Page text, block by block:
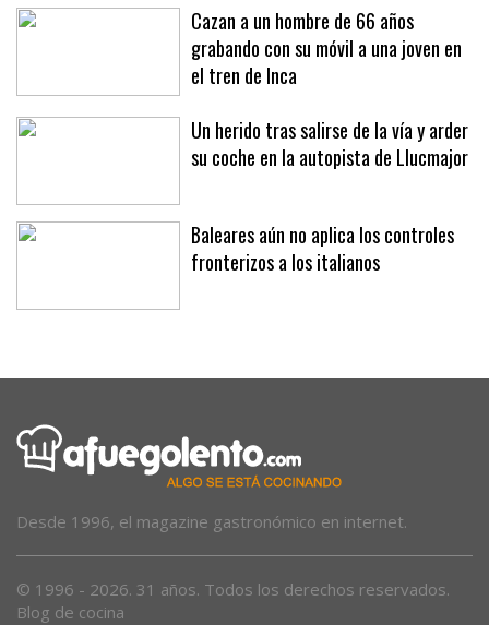
Cazan a un hombre de 66 años
grabando con su móvil a una joven en
el tren de Inca
Un herido tras salirse de la vía y arder
su coche en la autopista de Llucmajor
Baleares aún no aplica los controles
fronterizos a los italianos
Desde 1996, el magazine gastronómico en internet.
© 1996 - 2026. 31 años. Todos los derechos reservados.
Blog de cocina